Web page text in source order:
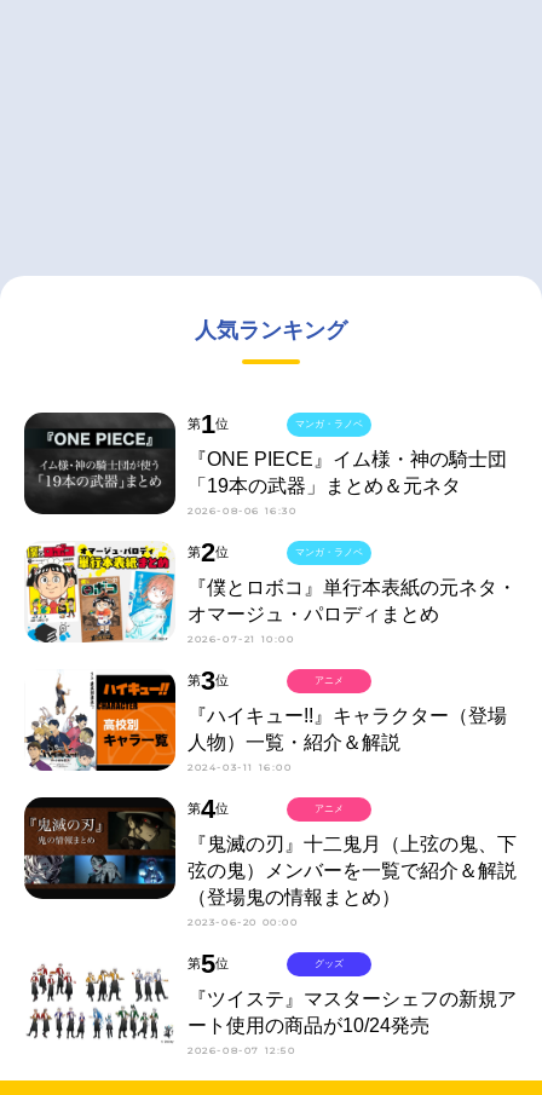
人気ランキング
第1位
『ONE PIECE』イム様・神の騎士団
「19本の武器」まとめ＆元ネタ
2026-08-06 16:30
マンガ・ラノベ
第2位
『僕とロボコ』単行本表紙の元ネタ・
オマージュ・パロディまとめ
2026-07-21 10:00
マンガ・ラノベ
第3位
『ハイキュー!!』キャラクター（登場
人物）一覧・紹介＆解説
2024-03-11 16:00
アニメ
第4位
『鬼滅の刃』十二鬼月（上弦の鬼、下
弦の鬼）メンバーを一覧で紹介＆解説
（登場鬼の情報まとめ）
2023-06-20 00:00
アニメ
第5位
『ツイステ』マスターシェフの新規ア
ート使用の商品が10/24発売
2026-08-07 12:50
グッズ